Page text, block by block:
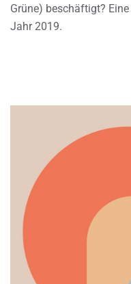
Grüne) beschäftigt?
Jahr 2019.